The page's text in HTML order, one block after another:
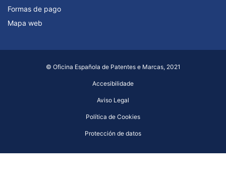
Formas de pago
Mapa web
© Oficina Española de Patentes e Marcas, 2021
Accesibilidade
Aviso Legal
Política de Cookies
Protección de datos